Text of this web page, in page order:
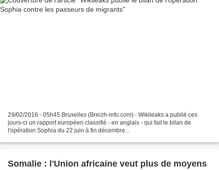
29/02/2016 - 05h45 Bruxelles (Breizh-info.com) - Wikileaks a publié ces
jours-ci un rapport européen classifié - en anglais - qui fait le bilan de
l'opération Sophia du 22 juin à fin décembre...
Somalie : l'Union africaine veut plus de moyens